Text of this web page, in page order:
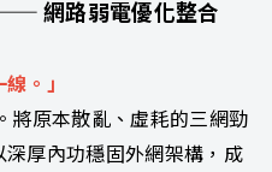
網路弱電優化整合
。」
將原本散亂、虛耗的三網勁
厚內功穩固外網架構，成